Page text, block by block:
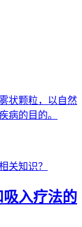
状颗粒，以自然
病的目的。
入疗法的